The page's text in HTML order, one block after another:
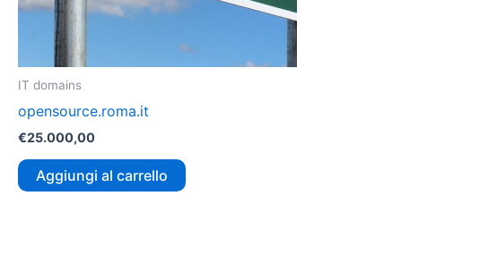
IT domains
opensource.roma.it
€25.000,00
Aggiungi al carrello